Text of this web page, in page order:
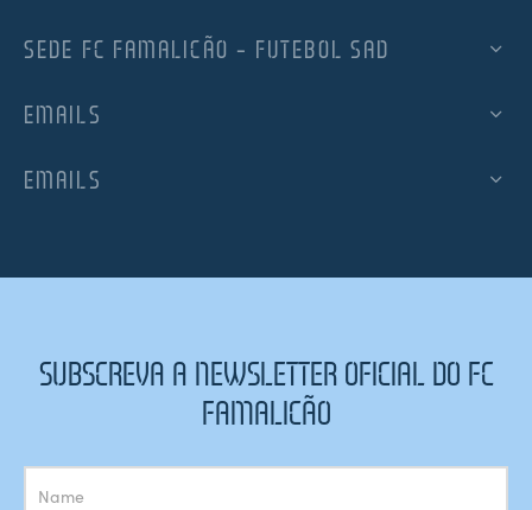
SEDE FC FAMALICÃO – FUTEBOL SAD
EMAILS
EMAILS
SUBSCREVA A NEWSLETTER OFICIAL DO FC
FAMALICÃO
Subscrição